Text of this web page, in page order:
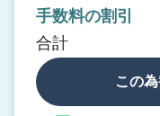
手数料の割引
合計
この